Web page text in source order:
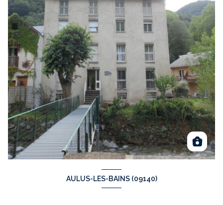
AULUS-LES-BAINS (09140)